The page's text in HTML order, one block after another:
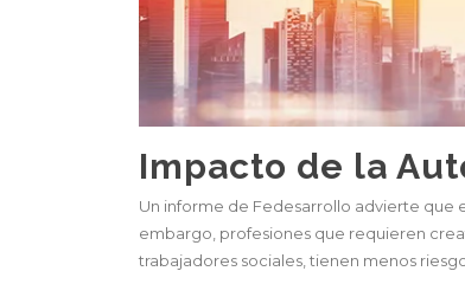
Impacto de la
Un informe de Fedesarrollo advierte que
embargo, profesiones que requieren
trabajadores sociales, tienen menos